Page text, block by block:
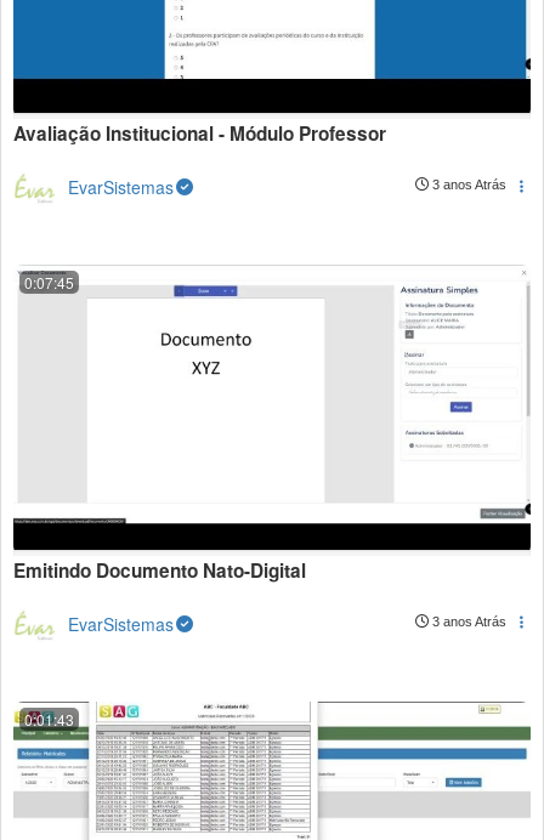
Avaliação Institucional - Módulo Professor
EvarSistemas 3 anos Atrás
0:07:45
Emitindo Documento Nato-Digital
EvarSistemas 3 anos Atrás
0:01:43